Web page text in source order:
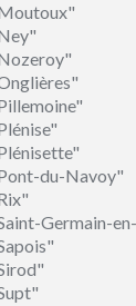
du-Navoy"
Germain-